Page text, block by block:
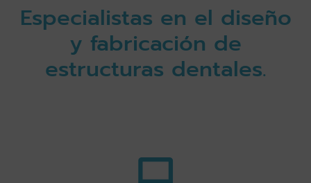
Especialistas en el diseño
y fabricación de
estructuras dentales.